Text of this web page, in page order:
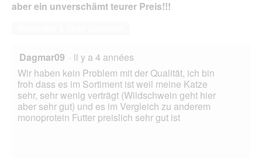
aber ein unverschämt teurer Preis!!!
Dagmar09 · il y a 4 années
Wir haben kein Problem mit der Qualität, ich bin
froh dass es im Sortiment ist weil meine Katze
sehr, sehr wenig verträgt (Wildschwein geht hier
aber sehr gut) und es im Vergleich zu anderem
monoprotein Futter preislich sehr gut ist